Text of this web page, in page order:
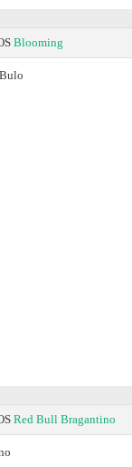
Blooming
Red Bull Bragantino